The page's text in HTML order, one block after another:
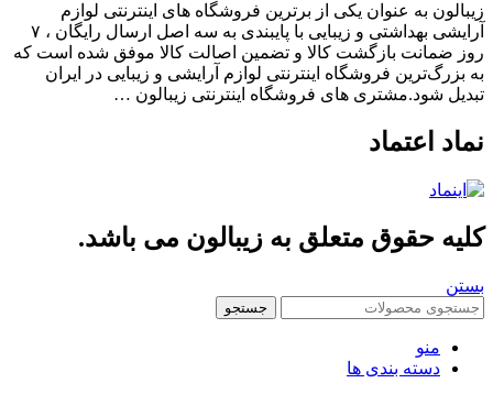
عنوان یکی از برترین فروشگاه های اینترنتی لوازم
آرایشی بهداشتی و زیبایی با پایبندی به سه اصل ارسال رایگان ، ۷
بازگشت کالا و تضمین اصالت کالا موفق شده است که
فروشگاه اینترنتی لوازم آرایشی و زیبایی در ایران
های فروشگاه اینترنتی زیبالون …
متعلق به زیبالون می باشد.
بندی ها